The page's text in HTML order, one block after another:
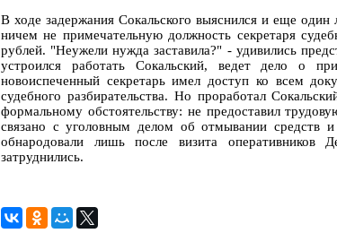
В ходе задержания Сокальского выяснился и еще
ничем не примечательную должность секретаря
рублей. "Неужели нужда заставила?" - удивились
устроился работать Сокальский, ведет дело о
новоиспеченный секретарь имел доступ ко всем
судебного разбирательства. Но проработал
формальному обстоятельству: не предоставил
связано с уголовным делом об отмывании средств
обнародовали лишь после визита оперативников
затруднились.